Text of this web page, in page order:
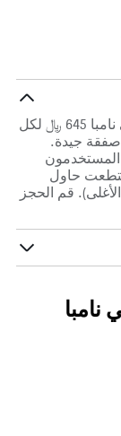
في المتوسط ، تبلغ تكلفة إيجارات العطلات في نامبا 645 ﷼ لكل
أو أقل صفقة جيدة.
لليلة. إذا استطعت حاول
قم الحجز
نامبا